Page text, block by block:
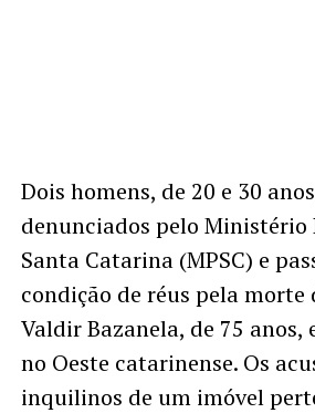
Dois homens, de 20 e 30
denunciados pelo Ministério
Santa Catarina (MPSC) e
condição de réus pela morte
Valdir Bazanela, de 75
no Oeste catarinense. Os
inquilinos de um imóvel